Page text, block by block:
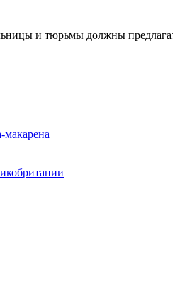
и тюрьмы должны
макарена